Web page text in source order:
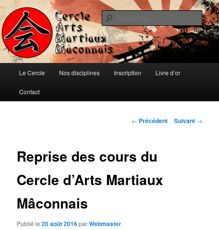
Aller
au
contenu
principalCercle d'Arts Martiaux Mâconnais
Ju-jitsu, Ninjutsu, Aïki-jujutsu, Auto-défense et Qi-Gong
principal
Le Cercle Nos disciplines Inscription Livre d’or
Contact
Navigation
← Précédent Suivant →
Reprise des cours du
Cercle d’Arts Martiaux
Mâconnais
Publié le20 août 2016parWebmaster